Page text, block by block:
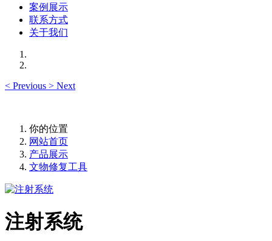
案例展示
联系方式
关于我们
< Previous > Next
你的位置
网站首页
产品展示
文物修复工具
注射系统